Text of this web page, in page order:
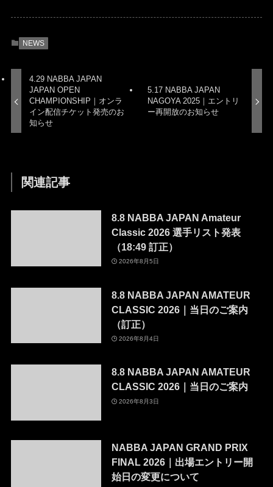
NEWS
4.29 NABBA JAPAN
JAPAN OPEN
CHAMPIONSHIP｜オンラ
イン配信チケット発売のお
知らせ
5.17 NABBA JAPAN
NAGOYA 2025｜エントリ
ー再開放のお知らせ
関連記事
8.8 NABBA JAPAN Amateur
Classic 2026 選手リスト発表
（18:49 訂正）
2026年8月5日
8.8 NABBA JAPAN AMATEUR
CLASSIC 2026｜当日のご案内
（訂正）
2026年8月4日
8.8 NABBA JAPAN AMATEUR
CLASSIC 2026｜当日のご案内
2026年8月3日
NABBA JAPAN GRAND PRIX
FINAL 2026｜出場エントリー開
始日の変更について